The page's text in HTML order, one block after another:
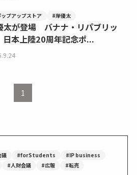
プアップストア #岸優太
太が登場 バナナ・リパブリッ
日本上陸20周年記念ポ...
1
議 #forStudents
#IP business
#人財会議 #広報 #転売